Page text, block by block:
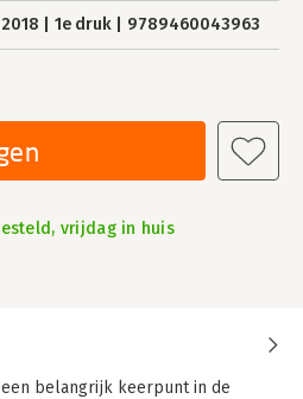
2018 1e druk 9789460043963
vrijdag in huis
belangrijk keerpunt in de